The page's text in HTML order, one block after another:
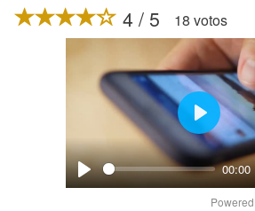
4 / 5 18 votos
Play
00:00
Play